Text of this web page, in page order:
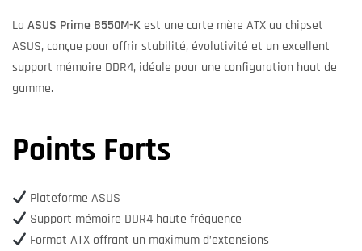
La ASUS Prime B550M-K est une carte mère ATX au chipset
ASUS, conçue pour offrir stabilité, évolutivité et un excellent
support mémoire DDR4, idéale pour une configuration haut de
gamme.
Points Forts
Plateforme ASUS
Support mémoire DDR4 haute fréquence
Format ATX offrant un maximum d’extensions